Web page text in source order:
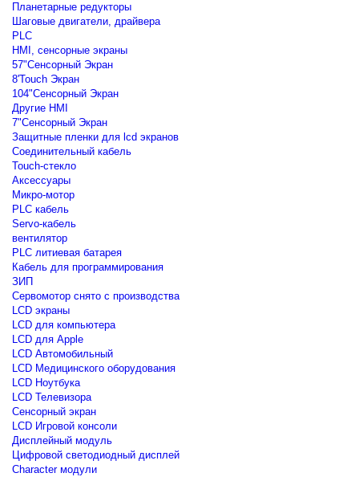
Планетарные редукторы
Шаговые двигатели, драйвера
PLC
HMI, сенсорные экраны
57"Сенсорный Экран
8'Touch Экран
104"Сенсорный Экран
Другие HMI
7"Сенсорный Экран
Защитные пленки для lcd экранов
Соединительный кабель
Touch-стекло
Аксессуары
Микро-мотор
PLC кабель
Servo-кабель
вентилятор
PLC литиевая батарея
Кабель для программирования
ЗИП
Сервомотор снято с производства
LCD экраны
LCD для компьютера
LCD для Apple
LCD Автомобильный
LCD Медицинского оборудования
LCD Ноутбука
LCD Телевизора
Сенсорный экран
LCD Игровой консоли
Дисплейный модуль
Цифровой светодиодный дисплей
Сharacter модули